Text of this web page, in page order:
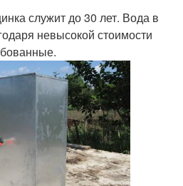
служит до 30 лет. Вода в
невысокой стоимости